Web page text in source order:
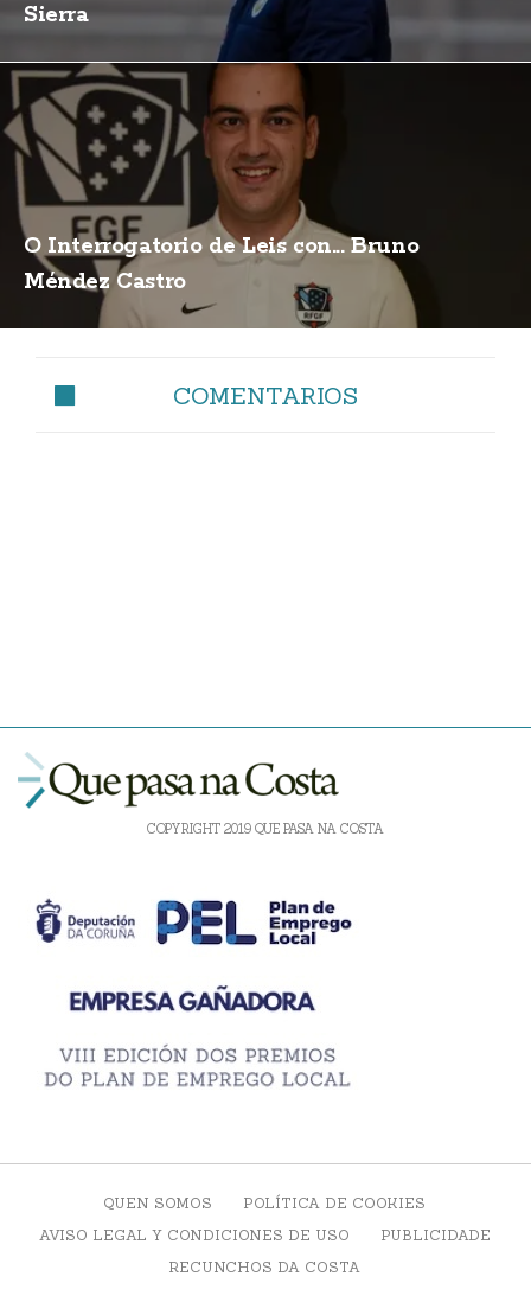
Sierra
O Interrogatorio de Leis con... Bruno
Méndez Castro
COMENTARIOS
COPYRIGHT 2019 QUE PASA NA COSTA
QUEN SOMOS
POLÍTICA DE COOKIES
AVISO LEGAL Y CONDICIONES DE USO
PUBLICIDADE
RECUNCHOS DA COSTA